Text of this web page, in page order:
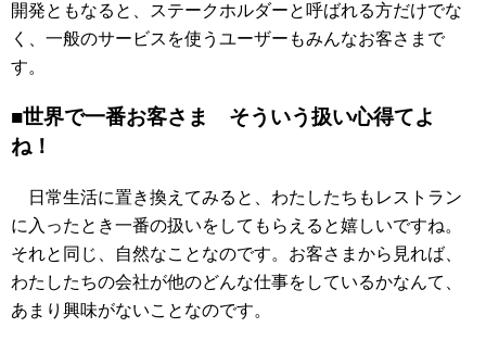
開発ともなると、ステークホルダーと呼ばれる方だけでな
く、一般のサービスを使うユーザーもみんなお客さまで
す。
■世界で一番お客さま そういう扱い心得てよ
ね！
日常生活に置き換えてみると、わたしたちもレストラン
に入ったとき一番の扱いをしてもらえると嬉しいですね。
それと同じ、自然なことなのです。お客さまから見れば、
わたしたちの会社が他のどんな仕事をしているかなんて、
あまり興味がないことなのです。